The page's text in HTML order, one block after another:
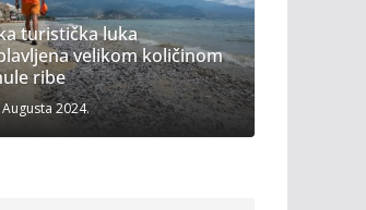
turistička luka
velikom količinom
ribe
2024.